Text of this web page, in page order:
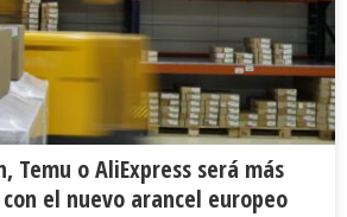
Temu o AliExpress será más
el nuevo arancel europeo